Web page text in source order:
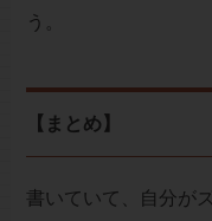
う。
【まとめ】
書いていて、自分が